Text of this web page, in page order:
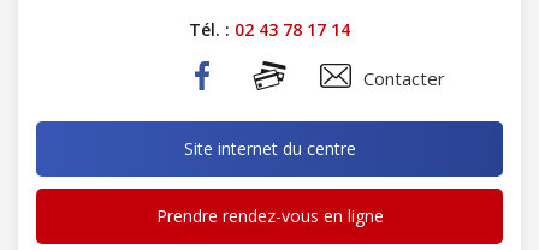
Tél. : 02 43 78 17 14
Contacter
Site internet du centre
Prendre rendez-vous en ligne